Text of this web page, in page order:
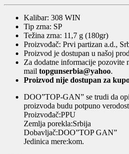
Kalibar: 308 WIN
Tip zrna: SP
Težina zrna: 11,7 g (180gr)
Proizvođač: Prvi partizan a.d.,
Proizvod je dostupan u našoj
Za dodatne informacije pozovite
mail topgunserbia@yahoo.
Proizvod nije dostupan za
DOO”TOP-GAN” se trudi da
proizvoda budu potpuno
Proizvođač:PPU
Zemlja porekla:Srbija
Dobavljač:DOO”TOP GAN”
Jedinica mere:kom.